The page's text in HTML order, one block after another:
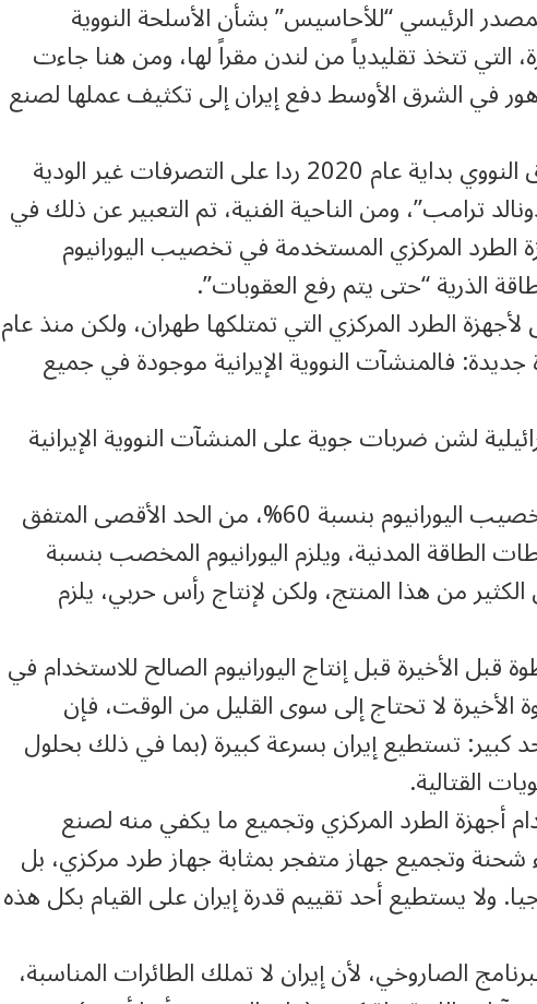
الرئيسي “للأحاسيس” بشأن الأسلحة النووية
التي تتخذ تقليدياً من لندن مقراً لها، ومن هنا جاءت
في الشرق الأوسط دفع إيران إلى تكثيف عملها لصنع
وانسحبت إيران مما يسمى بالاتفاق النووي بداية عام 2020 ردا على التصرفات غير الودية
ترامب”، ومن الناحية الفنية، تم التعبير عن ذلك في
الطرد المركزي المستخدمة في تخصيب اليورانيوم
الذرية “حتى يتم رفع العقوبات”.
الطرد المركزي التي تمتلكها طهران، ولكن منذ عام
جديدة: فالمنشآت النووية الإيرانية موجودة في جميع
لشن ضربات جوية على المنشآت النووية الإيرانية
وفي عام 2021، أعلنت إيران بدء تخصيب اليورانيوم بنسبة 60%، من الحد الأقصى المتفق
لتشغيل محطات الطاقة المدنية، ويلزم اليورانيوم المخصب بنسبة
الكثير من هذا المنتج، ولكن لإنتاج رأس حربي، يلزم
60% هو الخطوة قبل الأخيرة قبل إنتاج اليورانيوم الصالح للاستخدام في
الأخيرة لا تحتاج إلى سوى القليل من الوقت، فإن
كبير: تستطيع إيران بسرعة كبيرة (بما في ذلك بحلول
القتالية.
أجهزة الطرد المركزي وتجميع ما يكفي منه لصنع
شحنة وتجميع جهاز متفجر بمثابة جهاز طرد مركزي، بل
ولا يستطيع أحد تقييم قدرة إيران على القيام بكل هذه
الصاروخي، لأن إيران لا تملك الطائرات المناسبة،